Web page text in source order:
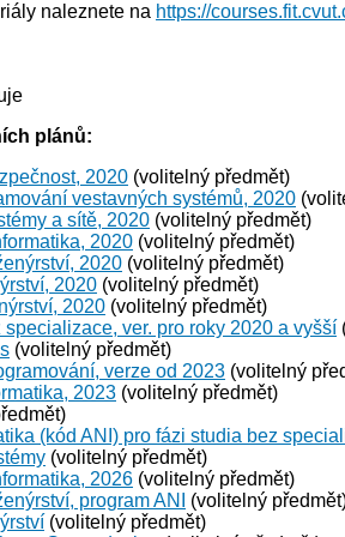
naleznete na https://
plánů:
2020 (volitelný předmět)
vestavných systémů, 2020
a sítě, 2020 (volitelný předmět)
2020 (volitelný předmět)
2020 (volitelný předmět)
2020 (volitelný předmět)
2020 (volitelný předmět)
ver. pro roky 2020 a vyšší
(volitelný předmět)
verze od 2023 (volitelný
2023 (volitelný předmět)
(kód ANI) pro fázi studia bez
(volitelný předmět)
2026 (volitelný předmět)
program ANI
(volitelný
(volitelný předmět)